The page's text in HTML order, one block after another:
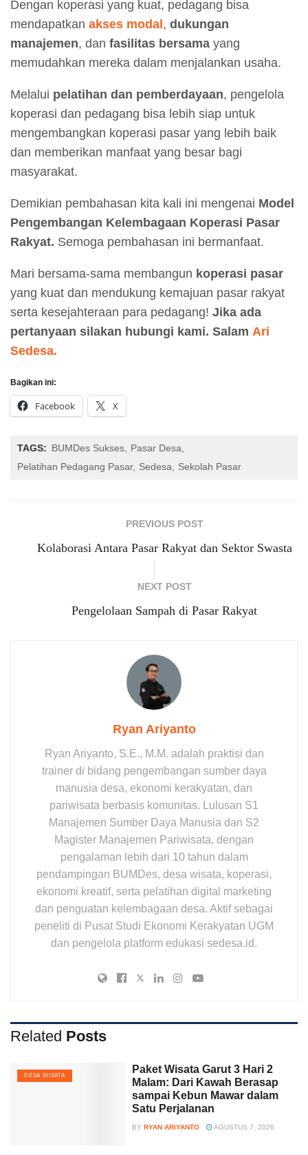
Dengan koperasi yang kuat, pedagang bisa
mendapatkan akses modal , dukungan
manajemen, dan fasilitas bersama yang
memudahkan mereka dalam menjalankan usaha.
Melalui pelatihan dan pemberdayaan, pengelola
koperasi dan pedagang bisa lebih siap untuk
mengembangkan koperasi pasar yang lebih baik
dan memberikan manfaat yang besar bagi
masyarakat.
Demikian pembahasan kita kali ini mengenai Model
Pengembangan Kelembagaan Koperasi Pasar
Rakyat. Semoga pembahasan ini bermanfaat.
Mari bersama-sama membangun koperasi pasar
yang kuat dan mendukung kemajuan pasar rakyat
serta kesejahteraan para pedagang! Jika ada
pertanyaan silakan hubungi kami. Salam Ari
Sedesa.
Bagikan ini:
Facebook X
TAGS: BUMDes Sukses
Pasar Desa
Pelatihan Pedagang Pasar
Sedesa Sekolah Pasar
PREVIOUS POST
Kolaborasi Antara Pasar Rakyat dan Sektor Swasta
NEXT POST
Pengelolaan Sampah di Pasar Rakyat
Ryan Ariyanto
Ryan Ariyanto, S.E., M.M. adalah praktisi dan
trainer di bidang pengembangan sumber daya
manusia desa, ekonomi kerakyatan, dan
pariwisata berbasis komunitas. Lulusan S1
Manajemen Sumber Daya Manusia dan S2
Magister Manajemen Pariwisata, dengan
pengalaman lebih dari 10 tahun dalam
pendampingan BUMDes, desa wisata, koperasi,
ekonomi kreatif, serta pelatihan digital marketing
dan penguatan kelembagaan desa. Aktif sebagai
peneliti di Pusat Studi Ekonomi Kerakyatan UGM
dan pengelola platform edukasi sedesa.id.
Related Posts
DESA WISATA
Paket Wisata Garut 3 Hari 2
Malam: Dari Kawah Berasap
sampai Kebun Mawar dalam
Satu Perjalanan
BY RYAN ARIYANTO AGUSTUS 7, 2026